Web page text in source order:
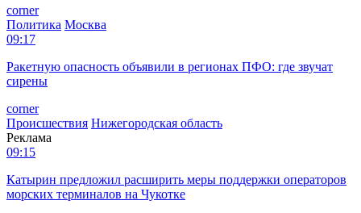
corner
Политика Москва
09:17
Ракетную опасность объявили в регионах ПФО: где звучат
сирены
corner
Происшествия Нижегородская область
Реклама
09:15
Катырин предложил расширить меры поддержки операторов
морских терминалов на Чукотке